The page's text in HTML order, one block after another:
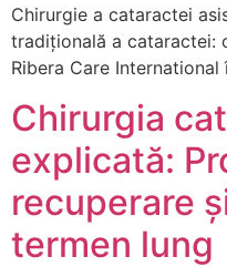
Chirurgie a cataractei
tradițională a cataractei:
Ribera Care International
Chirurgia
explicată:
recuperare
termen lung